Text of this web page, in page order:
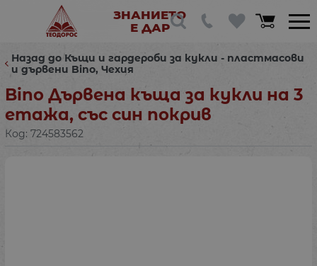
ЗНАНИЕТО
Е ДАР
Назад до Къщи и гардероби за кукли - пластмасови
и дървени Bino, Чехия
Bino Дървена къща за кукли на 3
етажа, със син покрив
Код: 724583562